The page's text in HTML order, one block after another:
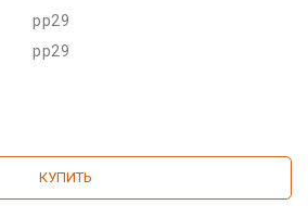
pp29
pp29
КУПИТЬ